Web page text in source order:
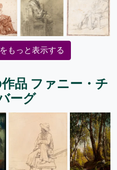
もっと表示する
品 ファニー・チ
ーグ